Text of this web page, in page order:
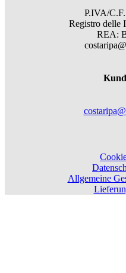
P.IVA/
Registro delle
REA:
Allgemeine